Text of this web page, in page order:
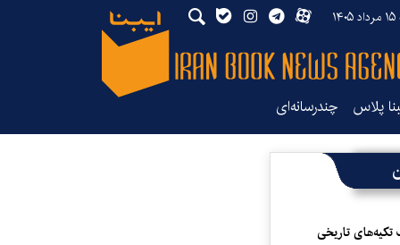
پلاس چندرسانه‌ای
تکیه‌های تاریخی